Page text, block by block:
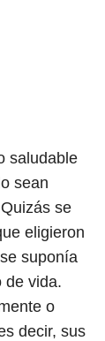
saludable
sean
Quizás se
eligieron
suponía
de vida.
o
decir, sus